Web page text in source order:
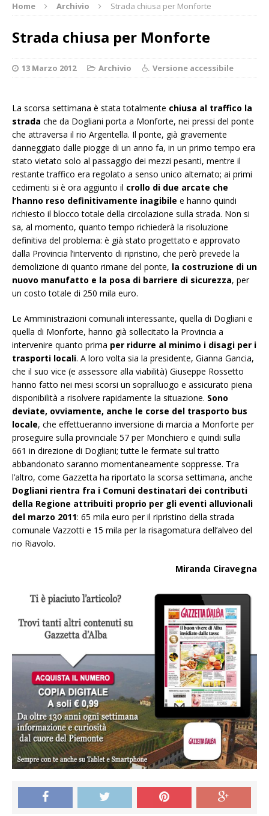
Home Archivio Strada chiusa per Monforte
Strada chiusa per Monforte
13 Marzo 2012 Archivio Versione accessibile
La scorsa settimana è stata totalmente chiusa al traffico la
strada che da Dogliani porta a Monforte, nei pressi del ponte
che attraversa il rio Argentella. Il ponte, già gravemente
danneggiato dalle piogge di un anno fa, in un primo tempo era
stato vietato solo al passaggio dei mezzi pesanti, mentre il
restante traffico era regolato a senso unico alternato; ai primi
cedimenti si è ora aggiunto il crollo di due arcate che
l’hanno reso definitivamente inagibile e hanno quindi
richiesto il blocco totale della circolazione sulla strada. Non si
sa, al momento, quanto tempo richiederà la risoluzione
definitiva del problema: è già stato progettato e approvato
dalla Provincia l’intervento di ripristino, che però prevede la
demolizione di quanto rimane del ponte, la costruzione di un
nuovo manufatto e la posa di barriere di sicurezza, per
un costo totale di 250 mila euro.
Le Amministrazioni comunali interessante, quella di Dogliani e
quella di Monforte, hanno già sollecitato la Provincia a
intervenire quanto prima per ridurre al minimo i disagi per i
trasporti locali. A loro volta sia la presidente, Gianna Gancia,
che il suo vice (e assessore alla viabilità) Giuseppe Rossetto
hanno fatto nei mesi scorsi un sopralluogo e assicurato piena
disponibilità a risolvere rapidamente la situazione. Sono
deviate, ovviamente, anche le corse del trasporto bus
locale, che effettueranno inversione di marcia a Monforte per
proseguire sulla provinciale 57 per Monchiero e quindi sulla
661 in direzione di Dogliani; tutte le fermate sul tratto
abbandonato saranno momentaneamente soppresse. Tra
l’altro, come Gazzetta ha riportato la scorsa settimana, anche
Dogliani rientra fra i Comuni destinatari dei contributi
della Regione attribuiti proprio per gli eventi alluvionali
del marzo 2011: 65 mila euro per il ripristino della strada
comunale Vazzotti e 15 mila per la risagomatura dell’alveo del
rio Riavolo.
Miranda Ciravegna